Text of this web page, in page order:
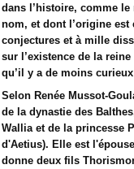
dans l’histoire, comme
nom, et dont l’origine
conjectures et à mille
sur l’existence de la
qu’il y a de moins
Selon Renée Mussot-
de la dynastie des
Wallia et de la princesse
d'Aetius). Elle est
donne deux fils